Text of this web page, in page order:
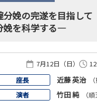
分娩の完遂を目指して
を科学する―
7月12日（日）
座長
近藤 英治
演者
竹田 純
（